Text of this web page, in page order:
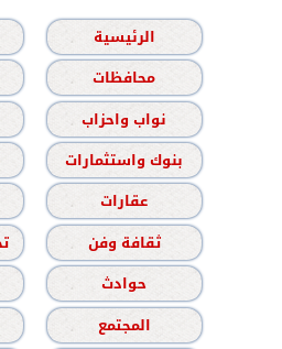
الرئيسية
محافظات
نواب واحزاب
بنوك واستثمارات
عقارات
ثقافة وفن
حوادث
المجتمع